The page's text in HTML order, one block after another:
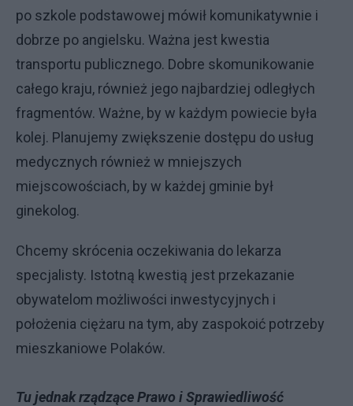
po szkole podstawowej mówił komunikatywnie i
dobrze po angielsku. Ważna jest kwestia
transportu publicznego. Dobre skomunikowanie
całego kraju, również jego najbardziej odległych
fragmentów. Ważne, by w każdym powiecie była
kolej. Planujemy zwiększenie dostępu do usług
medycznych również w mniejszych
miejscowościach, by w każdej gminie był
ginekolog.
Chcemy skrócenia oczekiwania do lekarza
specjalisty. Istotną kwestią jest przekazanie
obywatelom możliwości inwestycyjnych i
położenia ciężaru na tym, aby zaspokoić potrzeby
mieszkaniowe Polaków.
Tu jednak rządzące Prawo i Sprawiedliwość